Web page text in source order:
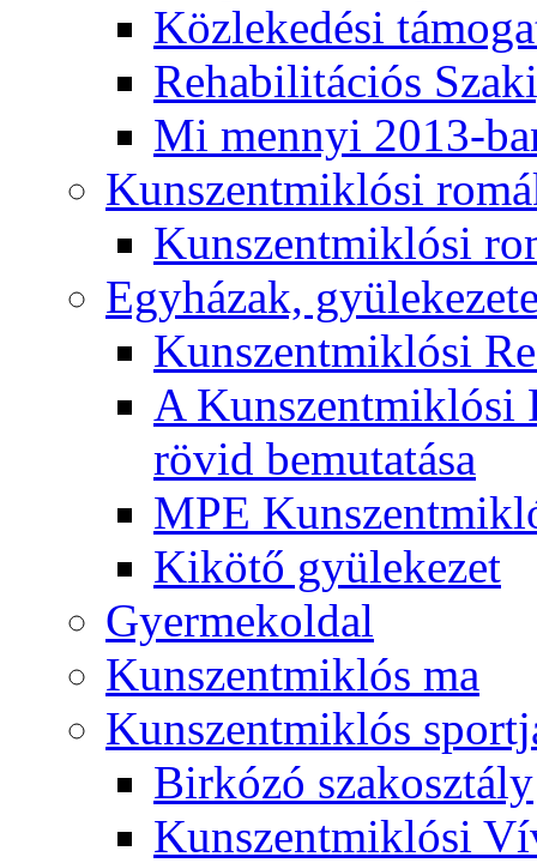
Közlekedési
Rehabilitációs
Mi mennyi 2013-
Kunszentmiklósi
Kunszentmiklósi
Egyházak,
Kunszentmiklósi
A Kunszentmiklósi
rövid bemutatása
MPE
Kikötő gyülekezet
Gyermekoldal
Kunszentmiklós ma
Kunszentmiklós
Birkózó szakosztály
Kunszentmiklósi